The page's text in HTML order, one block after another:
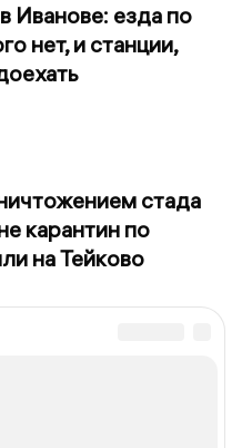
Иванове: езда по
нет, и станции,
стада
карантин по
на Тейково